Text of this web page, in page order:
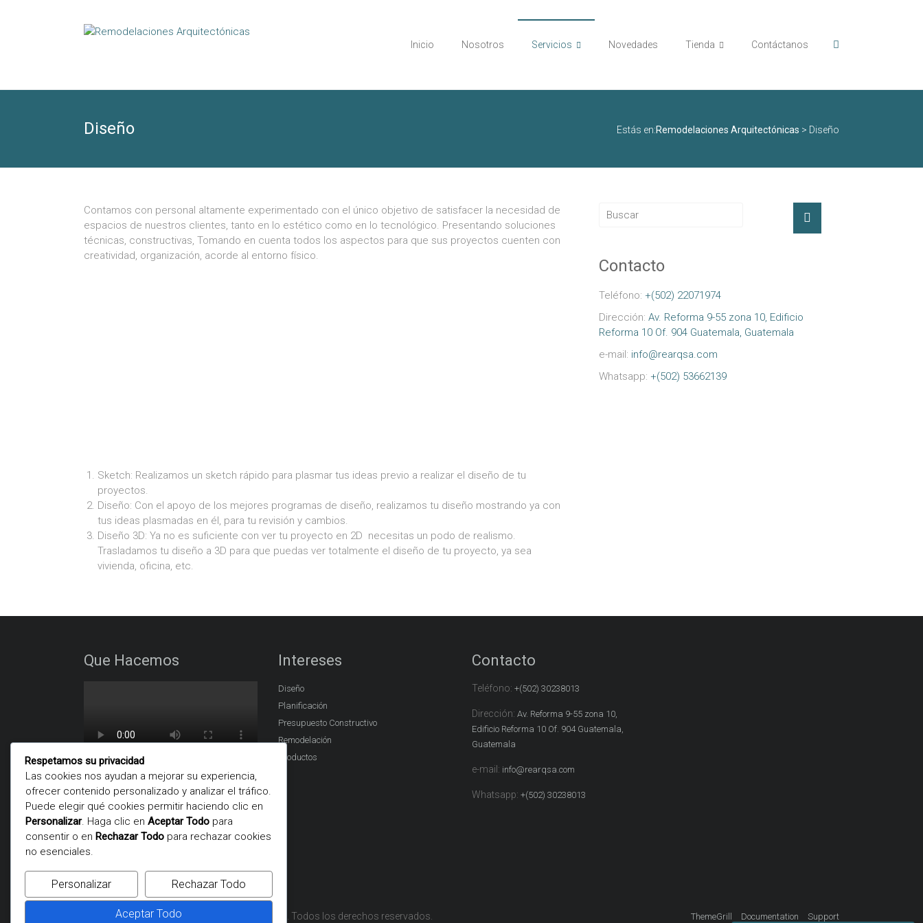
Inicio Nosotros Servicios Novedades Tienda Contáctanos
Diseño Estás en:Remodelaciones Arquitectónicas > Diseño
Contamos con personal altamente experimentado con el único objetivo de satisfacer la necesidad de
espacios de nuestros clientes, tanto en lo estético como en lo tecnológico. Presentando soluciones
técnicas, constructivas, Tomando en cuenta todos los aspectos para que sus proyectos cuenten con
creatividad, organización, acorde al entorno físico.
Sketch: Realizamos un sketch rápido para plasmar tus ideas previo a realizar el diseño de tu
proyectos.
Diseño: Con el apoyo de los mejores programas de diseño, realizamos tu diseño mostrando ya con
tus ideas plasmadas en él, para tu revisión y cambios.
Diseño 3D: Ya no es suficiente con ver tu proyecto en 2D necesitas un podo de realismo.
Trasladamos tu diseño a 3D para que puedas ver totalmente el diseño de tu proyecto, ya sea
vivienda, oficina, etc.
Contacto
Teléfono: +(502) 22071974
Dirección: Av. Reforma 9-55 zona 10, Edificio
Reforma 10 Of. 904 Guatemala, Guatemala
e-mail: info@rearqsa.com
Whatsapp: +(502) 53662139
Que Hacemos Intereses
Diseño
Planificación
Presupuesto Constructivo
Remodelación
Productos
Contacto
Teléfono: +(502) 30238013
Dirección: Av. Reforma 9-55 zona 10,
Edificio Reforma 10 Of. 904 Guatemala,
Guatemala
e-mail: info@rearqsa.com
Whatsapp: +(502) 30238013
Copyright © 2026 Remodelaciones Arquitectónicas . Todos los derechos reservados. ThemeGrill Documentation Support
Respetamos su privacidad
Las cookies nos ayudan a mejorar su experiencia,
ofrecer contenido personalizado y analizar el tráfico.
Puede elegir qué cookies permitir haciendo clic en
Personalizar. Haga clic en Aceptar Todo para
consentir o en Rechazar Todo para rechazar cookies
no esenciales.
Personalizar Rechazar Todo
Aceptar Todo